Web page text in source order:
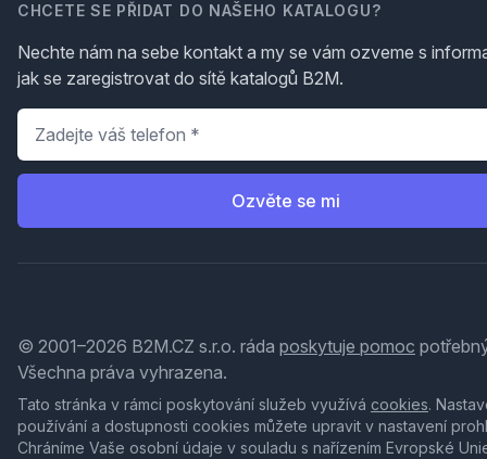
CHCETE SE PŘIDAT DO NAŠEHO KATALOGU?
Nechte nám na sebe kontakt a my se vám ozveme s
jak se zaregistrovat do sítě katalogů B2M.
Telefon
Ozvěte se mi
© 2001–2026 B2M.CZ s.r.o. ráda poskytuje pomoc
Všechna práva vyhrazena.
Tato stránka v rámci poskytování služeb využívá cookies.
používání a dostupnosti cookies můžete upravit v nastavení
Chráníme Vaše osobní údaje v souladu s nařízením Evropské